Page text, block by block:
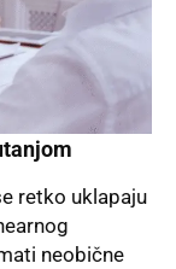
retko uklapaju
neobične